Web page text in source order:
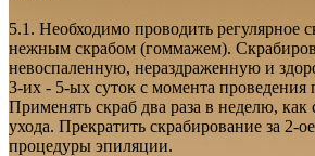
5.1. Необходимо проводить регулярное
нежным скрабом (гоммажем).
невоспаленную, нераздраженную и
3-их - 5-ых суток с момента проведения
Применять скраб два раза в неделю, как
ухода. Прекратить скрабирование за 2-
процедуры эпиляции.